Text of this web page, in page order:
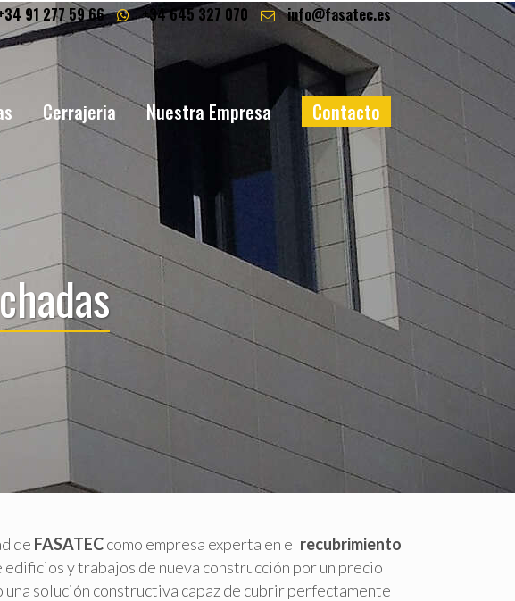
91 277 59 66 +34 645 327 070 info@fasatec.es
Cerrajeria Nuestra Empresa Contacto
de FASATECcomo empresa experta en el recubrimiento
y trabajos de nueva construcción por un precio
una solución constructiva capaz de cubrir perfectamente